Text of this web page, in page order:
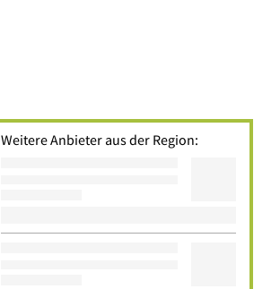
Weitere Anbieter aus der Region: